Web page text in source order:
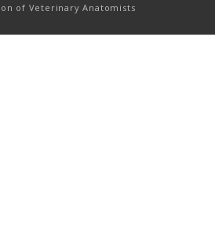
of Veterinary Anatomists